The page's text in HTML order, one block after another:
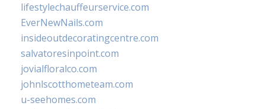
lifestylechauffeurservice.com
EverNewNails.com
insideoutdecoratingcentre.com
salvatoresinpoint.com
jovialfloralco.com
johnlscotthometeam.com
u-seehomes.com